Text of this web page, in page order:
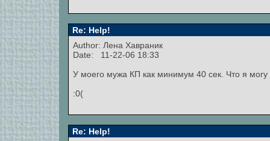
Re: Help!
Author: Лена Хавраник
Date: 11-22-06 18:33
У моего мужа КП как минимум 40 сек. Что я
:0(
Re: Help!